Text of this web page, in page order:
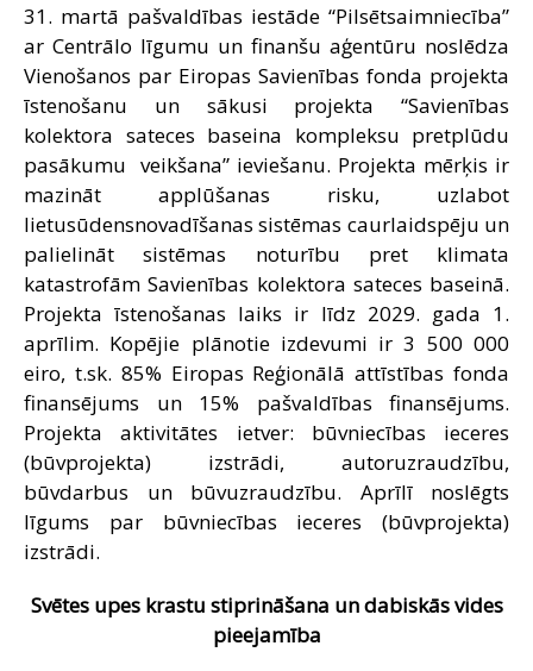
31. martā pašvaldības iestāde “Pilsētsaimniecība”
ar Centrālo līgumu un finanšu aģentūru noslēdza
Vienošanos par Eiropas Savienības fonda projekta
īstenošanu un sākusi projekta “Savienības
kolektora sateces baseina kompleksu pretplūdu
pasākumu veikšana” ieviešanu. Projekta mērķis ir
mazināt applūšanas risku, uzlabot
lietusūdensnovadīšanas sistēmas caurlaidspēju un
palielināt sistēmas noturību pret klimata
katastrofām Savienības kolektora sateces baseinā.
Projekta īstenošanas laiks ir līdz 2029. gada 1.
aprīlim. Kopējie plānotie izdevumi ir 3 500 000
eiro, t.sk. 85% Eiropas Reģionālā attīstības fonda
finansējums un 15% pašvaldības finansējums.
Projekta aktivitātes ietver: būvniecības ieceres
(būvprojekta) izstrādi, autoruzraudzību,
būvdarbus un būvuzraudzību. Aprīlī noslēgts
līgums par būvniecības ieceres (būvprojekta)
izstrādi.
Svētes upes krastu stiprināšana un dabiskās vides
pieejamība